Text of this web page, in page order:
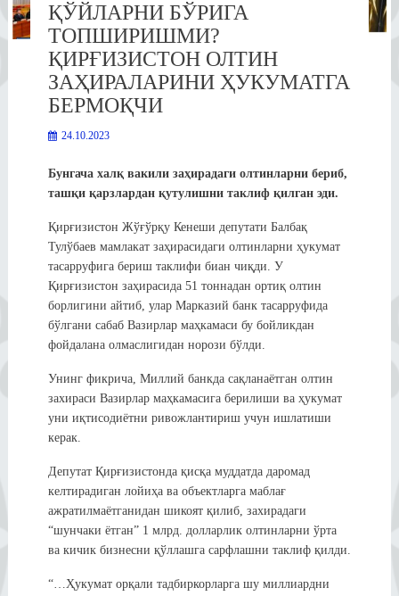
ҚЎЙЛАРНИ БЎРИГА
ТОПШИРИШМИ?
ҚИРҒИЗИСТОН ОЛТИН
ЗАҲИРАЛАРИНИ ҲУКУМАТГА
БЕРМОҚЧИ
24.10.2023
Бунгача халқ вакили заҳирадаги олтинларни бериб,
ташқи қарзлардан қутулишни таклиф қилган эди.
Қирғизистон Жўғўрқу Кенеши депутати Балбақ
Тулўбаев мамлакат заҳирасидаги олтинларни ҳукумат
тасарруфига бериш таклифи биан чиқди. У
Қирғизистон заҳирасида 51 тоннадан ортиқ олтин
борлигини айтиб, улар Марказий банк тасарруфида
бўлгани сабаб Вазирлар маҳкамаси бу бойликдан
фойдалана олмаслигидан норози бўлди.
Унинг фикрича, Миллий банкда сақланаётган олтин
захираси Вазирлар маҳкамасига берилиши ва ҳукумат
уни иқтисодиётни ривожлантириш учун ишлатиши
керак.
Депутат Қирғизистонда қисқа муддатда даромад
келтирадиган лойиҳа ва объектларга маблағ
ажратилмаётганидан шикоят қилиб, захирадаги
“шунчаки ётган” 1 млрд. долларлик олтинларни ўрта
ва кичик бизнесни қўллашга сарфлашни таклиф қилди.
“…Ҳукумат орқали тадбиркорларга шу миллиардни